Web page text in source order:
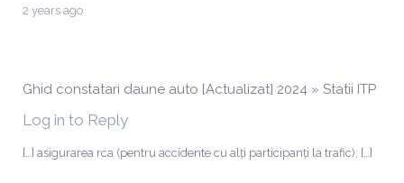
2 years ago
Ghid constatari daune auto [Actualizat] 2024 » Statii ITP
Log in to Reply
[…] asigurarea rca (pentru accidente cu alți participanți la trafic); […]